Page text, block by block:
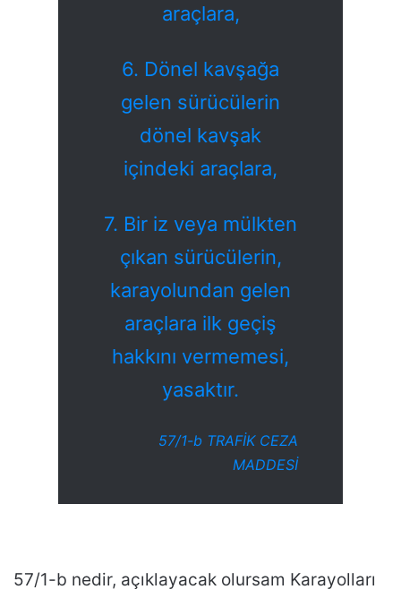
araçlara,
6. Dönel kavşağa
gelen sürücülerin
dönel kavşak
içindeki araçlara,
7. Bir iz veya mülkten
çıkan sürücülerin,
karayolundan gelen
araçlara ilk geçiş
hakkını vermemesi,
yasaktır.
57/1-b TRAFİK CEZA
MADDESİ
57/1-b nedir, açıklayacak olursam Karayolları